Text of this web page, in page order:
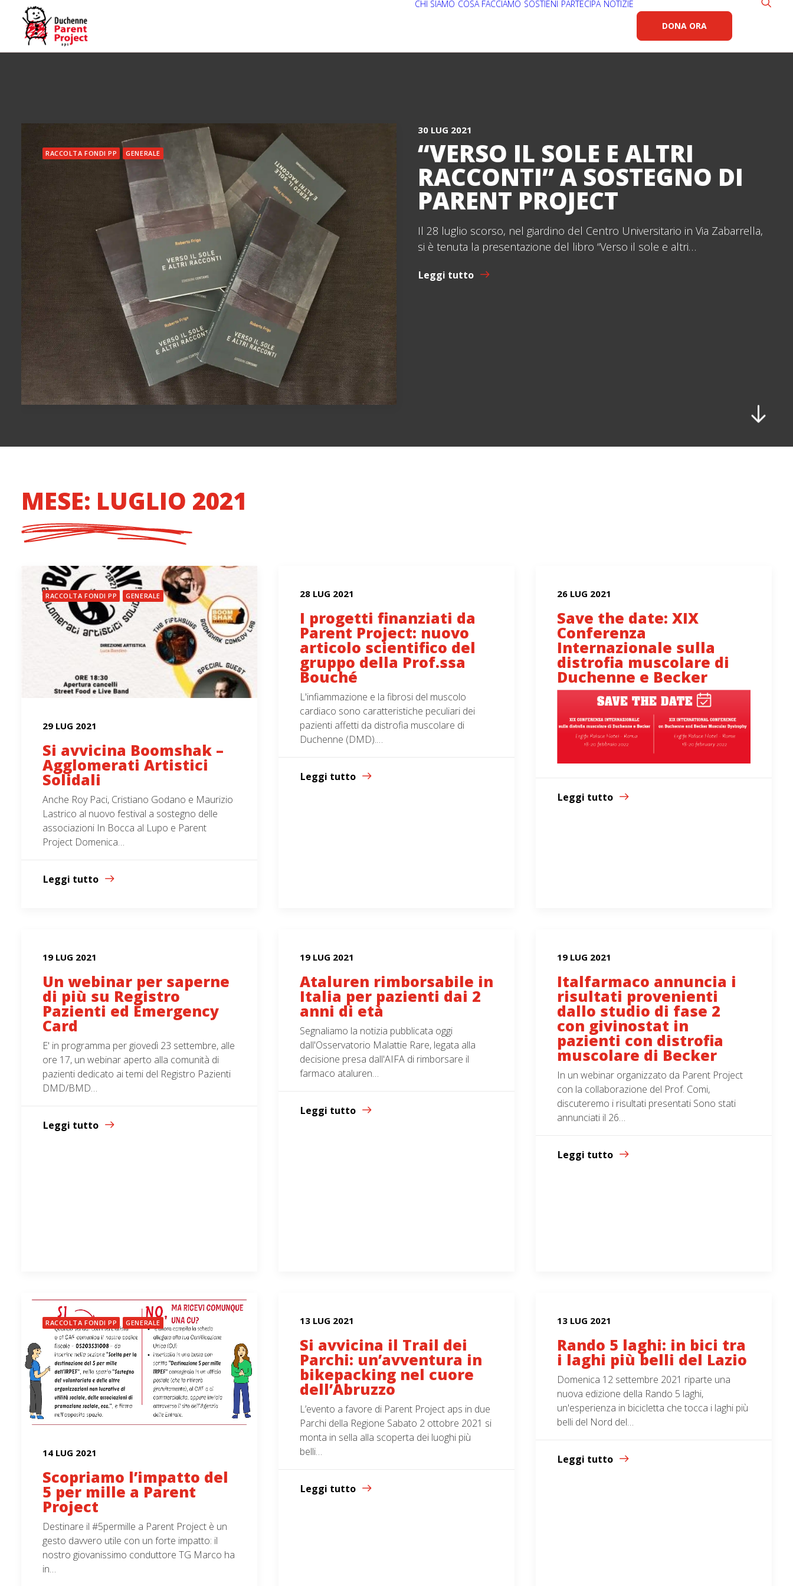
CHI SIAMO COSA FACCIAMO SOSTIENI PARTECIPA NOTIZIE
DONA ORA
RACCOLTA FONDI PP GENERALE
30 LUG 2021
“VERSO IL SOLE E ALTRI
RACCONTI” A SOSTEGNO DI
PARENT PROJECT
Il 28 luglio scorso, nel giardino del Centro Universitario in Via Zabarrella,
si è tenuta la presentazione del libro “Verso il sole e altri…
Leggi tutto
MESE: LUGLIO 2021
RACCOLTA FONDI PP GENERALE
29 LUG 2021
Si avvicina Boomshak –
Agglomerati Artistici
Solidali
Anche Roy Paci, Cristiano Godano e Maurizio
Lastrico al nuovo festival a sostegno delle
associazioni In Bocca al Lupo e Parent
Project Domenica…
Leggi tutto
28 LUG 2021
I progetti finanziati da
Parent Project: nuovo
articolo scientifico del
gruppo della Prof.ssa
Bouché
L'infiammazione e la fibrosi del muscolo
cardiaco sono caratteristiche peculiari dei
pazienti affetti da distrofia muscolare di
Duchenne (DMD).…
Leggi tutto
26 LUG 2021
Save the date: XIX
Conferenza
Internazionale sulla
distrofia muscolare di
Duchenne e Becker
Leggi tutto
19 LUG 2021
Un webinar per saperne
di più su Registro
Pazienti ed Emergency
Card
E' in programma per giovedì 23 settembre, alle
ore 17, un webinar aperto alla comunità di
pazienti dedicato ai temi del Registro Pazienti
DMD/BMD…
Leggi tutto
19 LUG 2021
Ataluren rimborsabile in
Italia per pazienti dai 2
anni di età
Segnaliamo la notizia pubblicata oggi
dall'Osservatorio Malattie Rare, legata alla
decisione presa dall'AIFA di rimborsare il
farmaco ataluren…
Leggi tutto
19 LUG 2021
Italfarmaco annuncia i
risultati provenienti
dallo studio di fase 2
con givinostat in
pazienti con distrofia
muscolare di Becker
In un webinar organizzato da Parent Project
con la collaborazione del Prof. Comi,
discuteremo i risultati presentati Sono stati
annunciati il 26…
Leggi tutto
RACCOLTA FONDI PP GENERALE
14 LUG 2021
Scopriamo l’impatto del
5 per mille a Parent
Project
Destinare il #5permille a Parent Project è un
gesto davvero utile con un forte impatto: il
nostro giovanissimo conduttore TG Marco ha
in…
13 LUG 2021
Si avvicina il Trail dei
Parchi: un’avventura in
bikepacking nel cuore
dell’Abruzzo
L’evento a favore di Parent Project aps in due
Parchi della Regione Sabato 2 ottobre 2021 si
monta in sella alla scoperta dei luoghi più
belli…
Leggi tutto
13 LUG 2021
Rando 5 laghi: in bici tra
i laghi più belli del Lazio
Domenica 12 settembre 2021 riparte una
nuova edizione della Rando 5 laghi,
un'esperienza in bicicletta che tocca i laghi più
belli del Nord del…
Leggi tutto